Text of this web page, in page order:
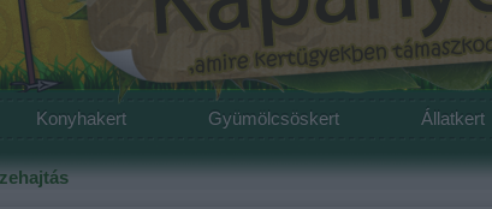
Konyhakert Gyümölcsöskert Állatkert